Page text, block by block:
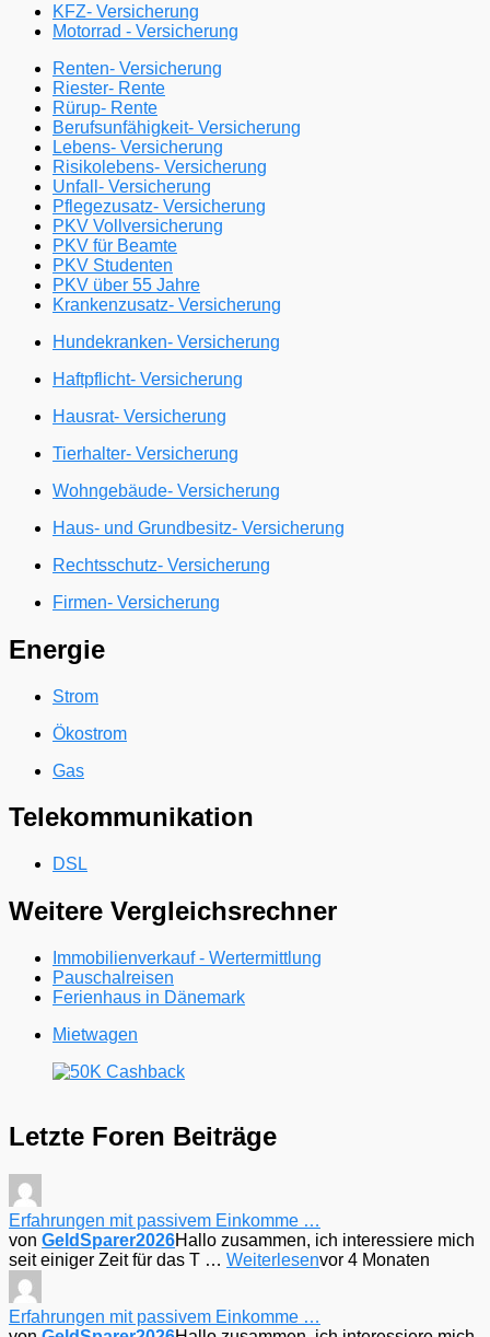
KFZ- Versicherung
Motorrad - Versicherung
Renten- Versicherung
Riester- Rente
Rürup- Rente
Berufsunfähigkeit- Versicherung
Lebens- Versicherung
Risikolebens- Versicherung
Unfall- Versicherung
Pflegezusatz- Versicherung
PKV Vollversicherung
PKV für Beamte
PKV Studenten
PKV über 55 Jahre
Krankenzusatz- Versicherung
Hundekranken- Versicherung
Haftpflicht- Versicherung
Hausrat- Versicherung
Tierhalter- Versicherung
Wohngebäude- Versicherung
Haus- und Grundbesitz- Versicherung
Rechtsschutz- Versicherung
Firmen- Versicherung
Energie
Strom
Ökostrom
Gas
Telekommunikation
DSL
Weitere Vergleichsrechner
Immobilienverkauf - Wertermittlung
Pauschalreisen
Ferienhaus in Dänemark
Mietwagen
Letzte Foren Beiträge
Erfahrungen mit passivem Einkomme …
von GeldSparer2026Hallo zusammen, ich interessiere mich
seit einiger Zeit für das T … Weiterlesenvor 4 Monaten
Erfahrungen mit passivem Einkomme …